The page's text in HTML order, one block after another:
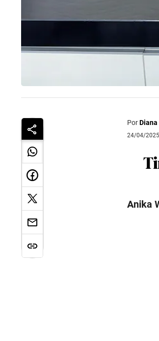
PorDiana
24/04/
Anika